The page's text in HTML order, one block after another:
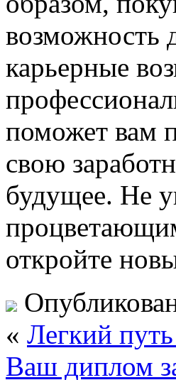
возможность
карьерные
поможет вам
свою
будущее. Не
откройте
« Легкий
Ваш диплом